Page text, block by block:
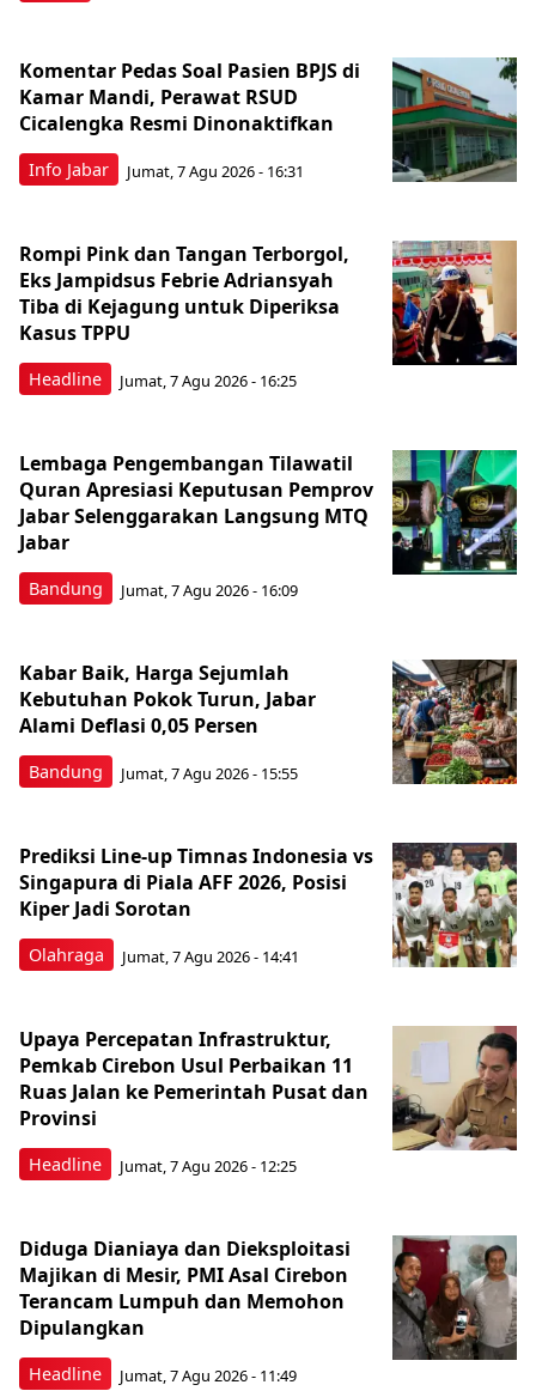
Info Jabar
Komentar Pedas Soal Pasien BPJS di
Kamar Mandi, Perawat RSUD
Cicalengka Resmi Dinonaktifkan
Jumat, 7 Agu 2026 - 16:31
Headline
Rompi Pink dan Tangan Terborgol,
Eks Jampidsus Febrie Adriansyah
Tiba di Kejagung untuk Diperiksa
Kasus TPPU
Jumat, 7 Agu 2026 - 16:25
Bandung
Lembaga Pengembangan Tilawatil
Quran Apresiasi Keputusan Pemprov
Jabar Selenggarakan Langsung MTQ
Jabar
Jumat, 7 Agu 2026 - 16:09
Bandung
Kabar Baik, Harga Sejumlah
Kebutuhan Pokok Turun, Jabar
Alami Deflasi 0,05 Persen
Jumat, 7 Agu 2026 - 15:55
Olahraga
Prediksi Line-up Timnas Indonesia vs
Singapura di Piala AFF 2026, Posisi
Kiper Jadi Sorotan
Jumat, 7 Agu 2026 - 14:41
Headline
Upaya Percepatan Infrastruktur,
Pemkab Cirebon Usul Perbaikan 11
Ruas Jalan ke Pemerintah Pusat dan
Provinsi
Jumat, 7 Agu 2026 - 12:25
Headline
Diduga Dianiaya dan Dieksploitasi
Majikan di Mesir, PMI Asal Cirebon
Terancam Lumpuh dan Memohon
Dipulangkan
Jumat, 7 Agu 2026 - 11:49